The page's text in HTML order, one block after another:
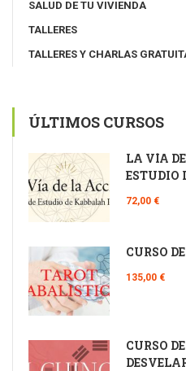
SALUD DE TU VIVIENDA
TALLERES
TALLERES Y CHARLAS
ÚLTIMOS CURSOS
LA VÍA
ESTUDIO
72,00 €
CURSO
135,00 €
CURSO